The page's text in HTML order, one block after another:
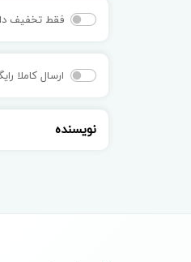
فقط تخفیف
ارسال کاملا
نویسنده